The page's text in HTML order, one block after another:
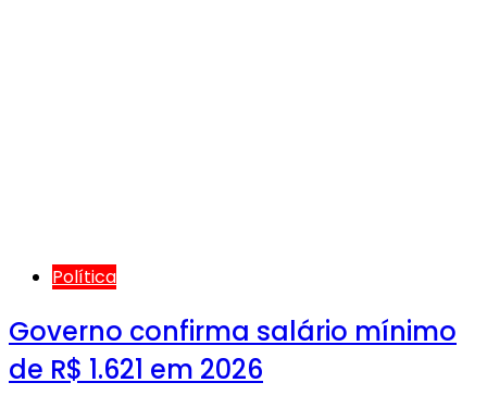
Política
Governo confirma salário mínimo
de R$ 1.621 em 2026